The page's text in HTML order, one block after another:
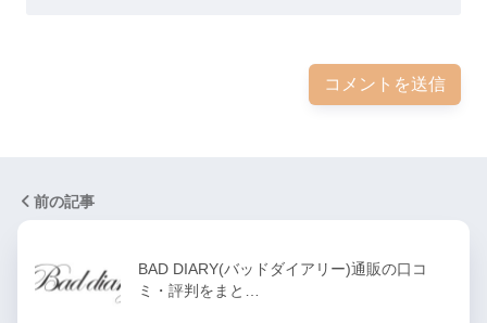
前の記事
BAD DIARY(バッドダイアリー)通販の口コ
ミ・評判をまと…